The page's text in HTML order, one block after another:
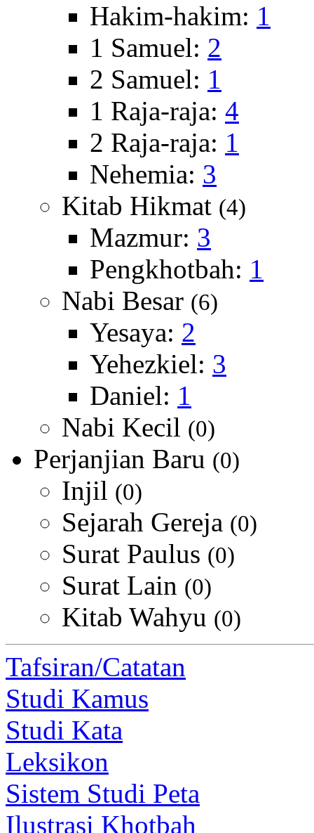
Hakim-hakim: 1
1 Samuel: 2
2 Samuel: 1
1 Raja-raja: 4
2 Raja-raja: 1
Nehemia: 3
Kitab Hikmat (4)
Mazmur: 3
Pengkhotbah: 1
Nabi Besar (6)
Yesaya: 2
Yehezkiel: 3
Daniel: 1
Nabi Kecil (0)
Perjanjian Baru (0)
Injil (0)
Sejarah Gereja (0)
Surat Paulus (0)
Surat Lain (0)
Kitab Wahyu (0)
Tafsiran/Catatan
Studi Kamus
Studi Kata
Leksikon
Sistem Studi Peta
Ilustrasi Khotbah